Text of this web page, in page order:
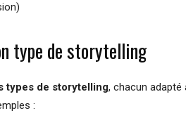
type de storytelling
types de storytelling, chacun adapté
: